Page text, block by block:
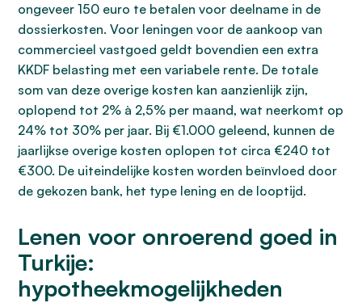
ongeveer 150 euro te betalen voor deelname in de
dossierkosten. Voor leningen voor de aankoop van
commercieel vastgoed geldt bovendien een extra
KKDF belasting met een variabele rente. De totale
som van deze overige kosten kan aanzienlijk zijn,
oplopend tot 2% à 2,5% per maand, wat neerkomt op
24% tot 30% per jaar. Bij €1.000 geleend, kunnen de
jaarlijkse overige kosten oplopen tot circa €240 tot
€300. De uiteindelijke kosten worden beïnvloed door
de gekozen bank, het type lening en de looptijd.
Lenen voor onroerend goed in
Turkije:
hypotheekmogelijkheden